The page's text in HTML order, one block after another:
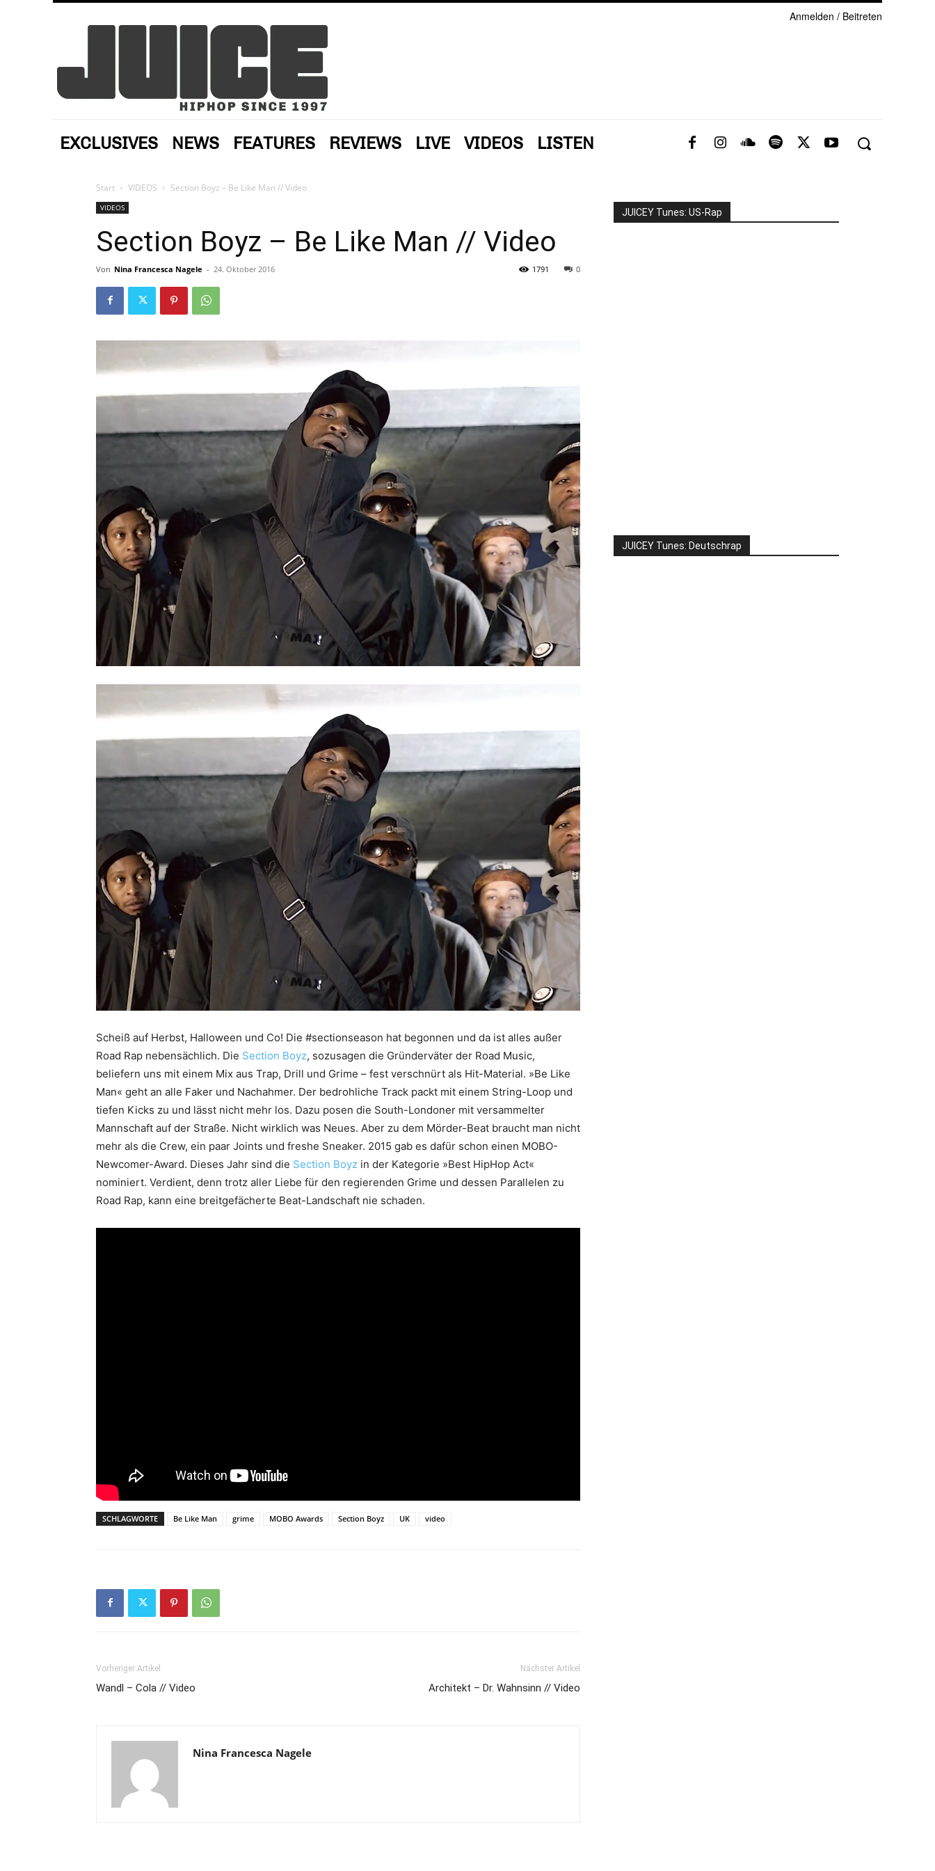
Anmelden / Beitreten
EXCLUSIVES NEWS FEATURES REVIEWS LIVE VIDEOS LISTEN
Start VIDEOS Section Boyz – Be Like Man // Video
VIDEOS
Section Boyz – Be Like Man // Video
Von Nina Francesca Nagele - 24. Oktober 2016 0
1791
Scheiß auf Herbst, Halloween und Co! Die #sectionseason hat begonnen und da ist alles außer
Road Rap nebensächlich. Die Section Boyz, sozusagen die Gründerväter der Road Music,
beliefern uns mit einem Mix aus Trap, Drill und Grime – fest verschnürt als Hit-Material. »Be Like
Man« geht an alle Faker und Nachahmer. Der bedrohliche Track packt mit einem String-Loop und
tiefen Kicks zu und lässt nicht mehr los. Dazu posen die South-Londoner mit versammelter
Mannschaft auf der Straße. Nicht wirklich was Neues. Aber zu dem Mörder-Beat braucht man nicht
mehr als die Crew, ein paar Joints und freshe Sneaker. 2015 gab es dafür schon einen MOBO-
Newcomer-Award. Dieses Jahr sind die Section Boyz in der Kategorie »Best HipHop Act«
nominiert. Verdient, denn trotz aller Liebe für den regierenden Grime und dessen Parallelen zu
Road Rap, kann eine breitgefächerte Beat-Landschaft nie schaden.
SCHLAGWORTE Be Like Man grime MOBO Awards Section Boyz UK video
Vorheriger Artikel
Wandl – Cola // Video
Nächster Artikel
Architekt – Dr. Wahnsinn // Video
Nina Francesca Nagele
JUICEY Tunes: US-Rap
JUICEY Tunes: Deutschrap